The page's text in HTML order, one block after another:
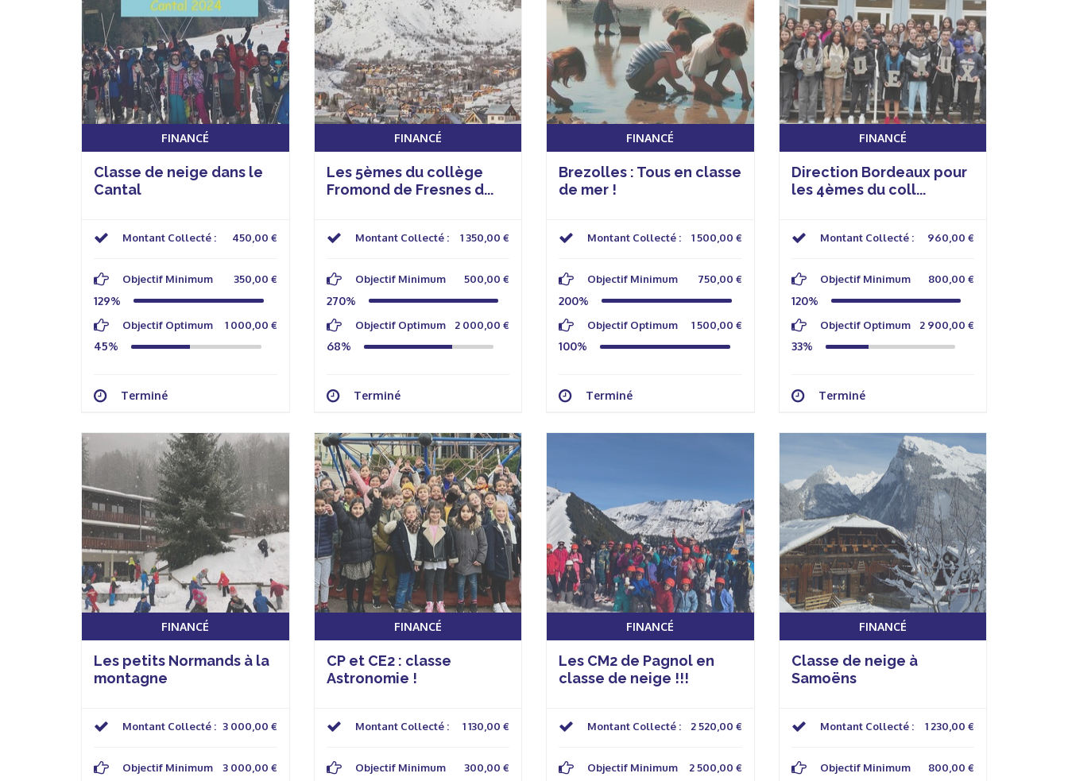
FINANCÉ
Classe de neige dans le
Cantal
Montant Collecté : 450,00 €
Objectif Minimum 350,00 €
129%
Objectif Optimum 1 000,00 €
45%
Terminé
FINANCÉ
Les 5èmes du collège
Fromond de Fresnes d...
Montant Collecté : 1 350,00 €
Objectif Minimum 500,00 €
270%
Objectif Optimum 2 000,00 €
68%
Terminé
FINANCÉ
Brezolles : Tous en classe
de mer !
Montant Collecté : 1 500,00 €
Objectif Minimum 750,00 €
200%
Objectif Optimum 1 500,00 €
100%
Terminé
FINANCÉ
Direction Bordeaux pour
les 4èmes du coll...
Montant Collecté : 960,00 €
Objectif Minimum 800,00 €
120%
Objectif Optimum 2 900,00 €
33%
Terminé
FINANCÉ
Les petits Normands à la
montagne
Montant Collecté : 3 000,00 €
Objectif Minimum 3 000,00 €
FINANCÉ
CP et CE2 : classe
Astronomie !
Montant Collecté : 1 130,00 €
Objectif Minimum 300,00 €
FINANCÉ
Les CM2 de Pagnol en
classe de neige !!!
Montant Collecté : 2 520,00 €
Objectif Minimum 2 500,00 €
FINANCÉ
Classe de neige à
Samoëns
Montant Collecté : 1 230,00 €
Objectif Minimum 800,00 €